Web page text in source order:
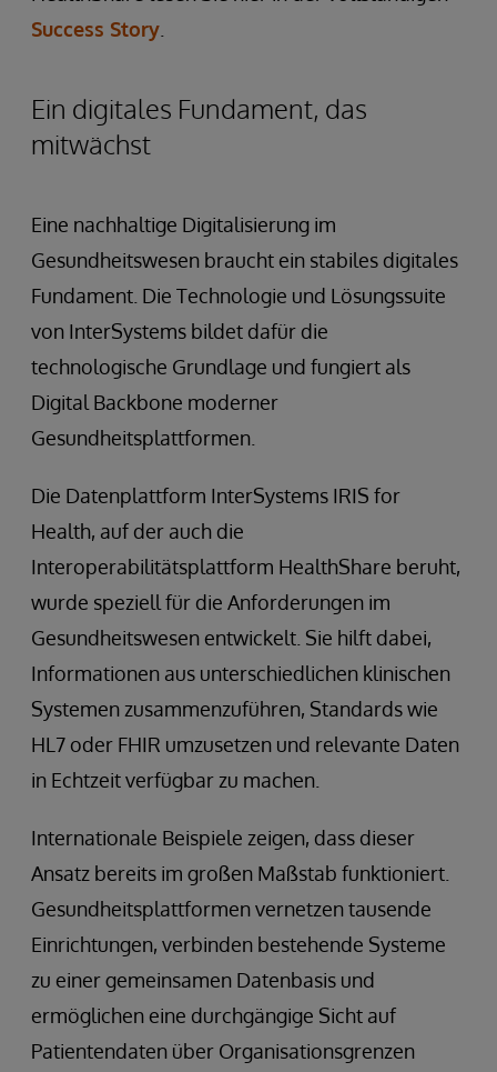
Success Story
Ein digitales Fundament, das
mitwächst
Eine nachhaltige Digitalisierung im
Gesundheitswesen braucht ein stabiles digitales
Fundament. Die Technologie und Lösungssuite
von InterSystems bildet dafür die
technologische Grundlage und fungiert als
Digital Backbone moderner
Gesundheitsplattformen.
Die Datenplattform InterSystems IRIS for
Health, auf der auch die
Interoperabilitätsplattform HealthShare beruht,
wurde speziell für die Anforderungen im
Gesundheitswesen entwickelt. Sie hilft dabei,
Informationen aus unterschiedlichen klinischen
Systemen zusammenzuführen, Standards wie
HL7 oder FHIR umzusetzen und relevante Daten
in Echtzeit verfügbar zu machen.
Internationale Beispiele zeigen, dass dieser
Ansatz bereits im großen Maßstab funktioniert.
Gesundheitsplattformen vernetzen tausende
Einrichtungen, verbinden bestehende Systeme
zu einer gemeinsamen Datenbasis und
ermöglichen eine durchgängige Sicht auf
Patientendaten über Organisationsgrenzen